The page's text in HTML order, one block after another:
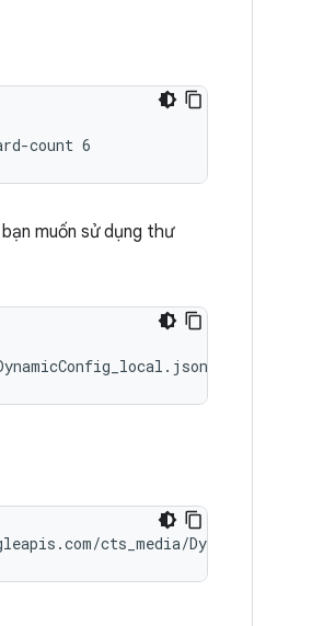
count 6
bạn muốn sử dụng thư
--
cts_media/